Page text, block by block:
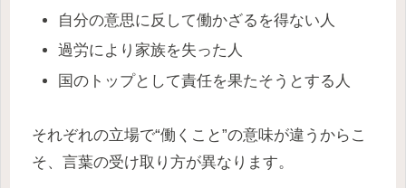
自分の意思に反して働かざるを得ない人
過労により家族を失った人
国のトップとして責任を果たそうとする人
それぞれの立場で“働くこと”の意味が違うからこ
そ、言葉の受け取り方が異なります。